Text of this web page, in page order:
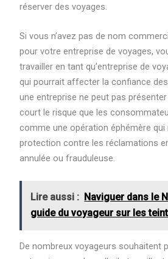
réserver des voyages.
Si vous n’avez pas de nom
pour votre entreprise de voyages,
travailler en tant qu’entreprise de
qui pourrait affecter la confiance
une entreprise ne peut pas
court le risque que les
comme une opération éphémère qui
protection contre les réclamations
annulée ou frauduleuse.
Lire aussi : Naviguer dans le
guide du voyageur sur les
De nombreux voyageurs souhaitent